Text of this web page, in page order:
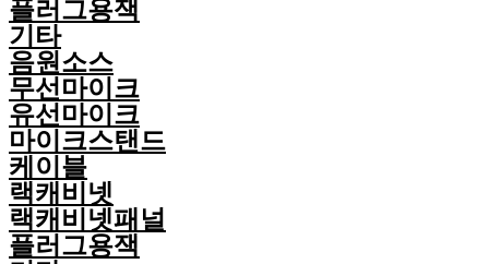
플러그용잭
기타
음원소스
무선마이크
유선마이크
마이크스탠드
케이블
랙캐비넷
랙캐비넷패널
플러그용잭